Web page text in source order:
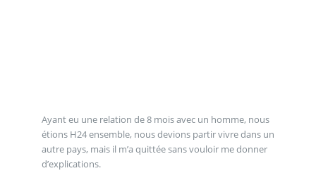
Ayant eu une relation de 8 mois avec un homme, nous
étions H24 ensemble, nous devions partir vivre dans un
autre pays, mais il m’a quittée sans vouloir me donner
d’explications.